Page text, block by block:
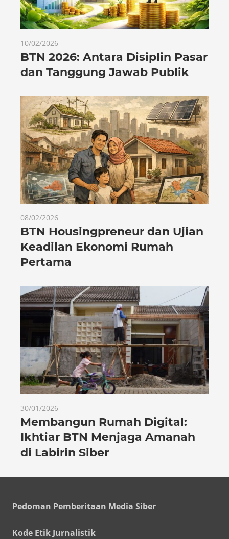
10/02/2026
BTN 2026: Antara Disiplin Pasar
dan Tanggung Jawab Publik
08/02/2026
BTN Housingpreneur dan Ujian
Keadilan Ekonomi Rumah
Pertama
30/01/2026
Membangun Rumah Digital:
Ikhtiar BTN Menjaga Amanah
di Labirin Siber
Pedoman Pemberitaan Media Siber
Kode Etik Jurnalistik